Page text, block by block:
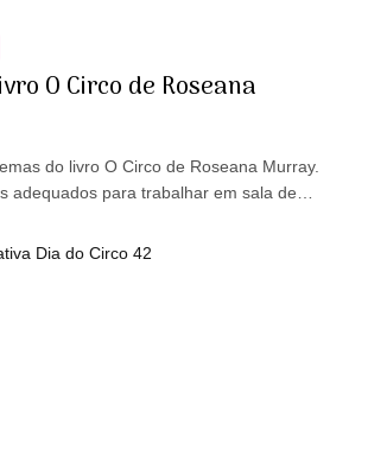
O Circo de Roseana
do livro O Circo de Roseana Murray.
adequados para trabalhar em sala de…